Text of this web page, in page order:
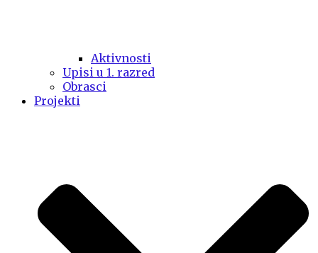
Aktivnosti
Upisi u 1. razred
Obrasci
Projekti